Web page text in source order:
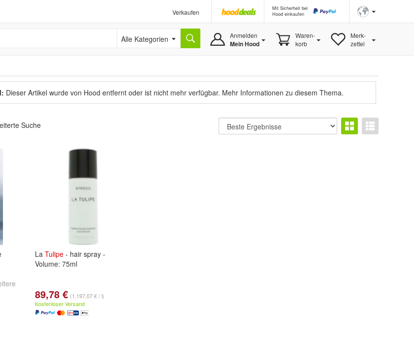
Verkaufen
Mit Sicherheit bei
Hood einkaufen
Alle Kategorien Anmelden
Mein Hood
Waren-
korb
Merk-
zettel
Dieser Artikel wurde von Hood entfernt oder ist nicht mehr verfügbar. Mehr Informationen zu diesem Thema.
Suche
La Tulipe - hair spray -
Volume: 75ml
89,78 € (1.197,07 € / l)
Kostenloser Versand